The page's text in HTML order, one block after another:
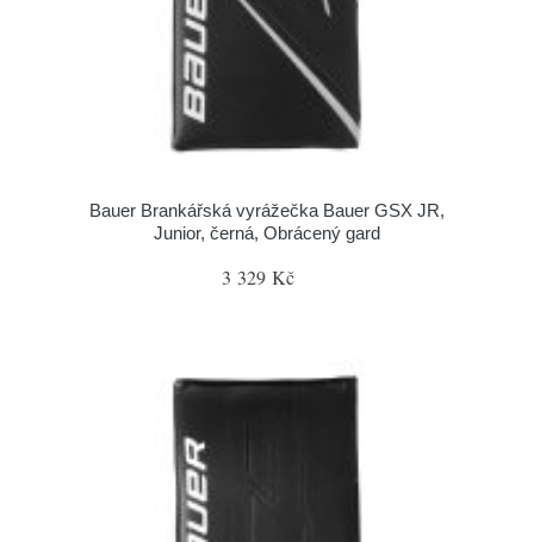
Bauer Brankářská vyrážečka Bauer GSX JR,
Junior, černá, Obrácený gard
3 329 Kč